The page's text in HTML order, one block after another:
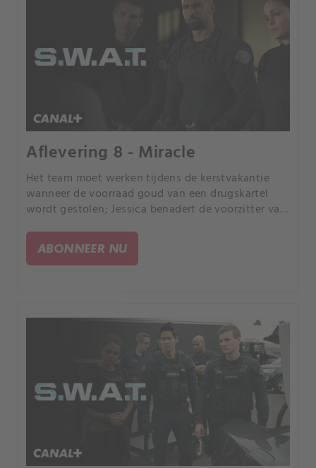
Aflevering 8 - Miracle
Het team moet werken tijdens de kerstvakantie
wanneer de voorraad goud van een drugskartel
wordt gestolen; Jessica benadert de voorzitter van
S.W.ABONNEER NU